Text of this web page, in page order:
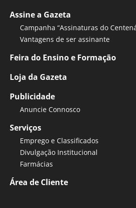
Assine a Gazeta
Campanha “Assinaturas do
Vantagens de ser assinante
Feira do Ensino e Formação
Loja da Gazeta
Publicidade
Anuncie Connosco
Serviços
Emprego e Classificados
Divulgação Institucional
Farmácias
Área de Cliente